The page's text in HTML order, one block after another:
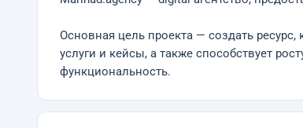
Основная цель проекта — создать ресурс,
услуги и кейсы, а также способствует
функциональность.